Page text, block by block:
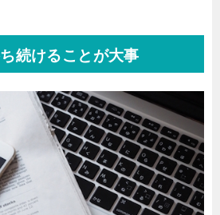
続けることが大事